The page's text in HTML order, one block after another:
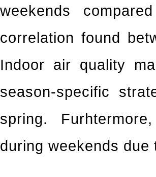
weekends
correlation found
Indoor air quality
season-specific
spring.
during weekends